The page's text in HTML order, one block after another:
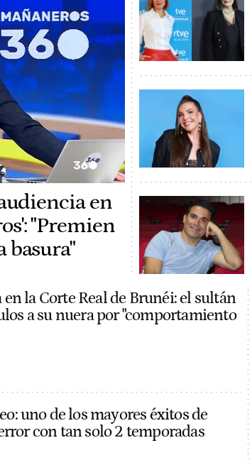
en
"Premien
basura"
la Corte Real de Brunéi: el sultán
a su nuera por "comportamiento
uno de los mayores éxitos de
con tan solo 2 temporadas